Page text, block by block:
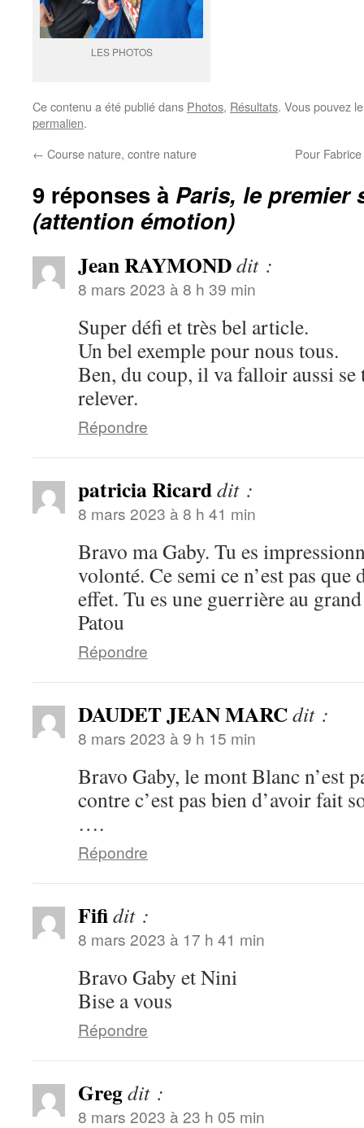
LES PHOTOS
Ce contenu a été publié dans Photos, Résultats. Vous pouvez
permalien.
← Course nature, contre nature Pour
9 réponses à Paris, le premier
(attention émotion)
Jean RAYMONDdit :
8 mars 2023 à 8 h 39 min
Super défi et très bel article.
Un bel exemple pour nous tous.
Ben, du coup, il va falloir aussi se
relever.
Répondre
patricia Ricarddit :
8 mars 2023 à 8 h 41 min
Bravo ma Gaby. Tu es
volonté. Ce semi ce n’est pas que
effet. Tu es une guerrière au
Patou
Répondre
DAUDET JEAN MARCdit :
8 mars 2023 à 9 h 15 min
Bravo Gaby, le mont Blanc n’est
contre c’est pas bien d’avoir fait
….
Répondre
Fifidit :
8 mars 2023 à 17 h 41 min
Bravo Gaby et Nini
Bise a vous
Répondre
Gregdit :
8 mars 2023 à 23 h 05 min